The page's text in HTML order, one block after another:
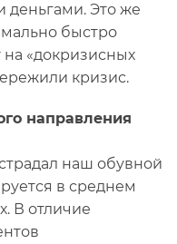
деньгами. Это же
быстро
на «докризисных
кризис.
направления
наш обувной
в среднем
В отличие